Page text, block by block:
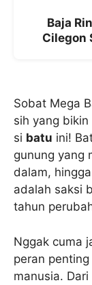
Baja
Cilegon
Sobat Mega
sih yang
si batu ini!
gunung yang
dalam,
adalah saksi
tahun
Nggak cuma
peran
manusia.